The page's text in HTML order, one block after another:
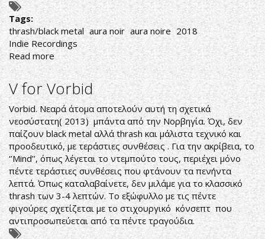
Tags:
thrash/black metal aura noir aura noire 2018
Indie Recordings
Read more about
Η
ΕΠΙΣΤΡΟΦΗ
ΤΗΣ
ΜΑΥΡΗΣ
ΑΥΡΑΣ
V for Vorbid
Vorbid. Νεαρά άτομα αποτελούν αυτή τη σχετικά
νεοσύστατη( 2013) μπάντα από την Νορβηγία. Όχι, δεν
παίζουν black metal αλλά thrash και μάλιστα τεχνικό και
προοδευτικό, με τεράστιες συνθέσεις . Για την ακρίβεια, το
‘’Mind’’, όπως λέγεται το ντεμπούτο τους, περιέχει μόνο
πέντε τεράστιες συνθέσεις που φτάνουν τα πενήντα
λεπτά. Όπως καταλαβαίνετε, δεν μιλάμε για το κλασσικό
thrash των 3-4 λεπτών. Το εξώφυλλο με τις πέντε
φιγούρες σχετίζεται με το στιχουργικό κόνσεπτ που
αντιπροσωπεύεται από τα πέντε τραγούδια.